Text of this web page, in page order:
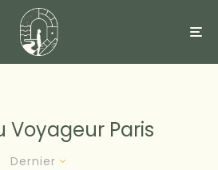
Voyageur Paris
Dernier